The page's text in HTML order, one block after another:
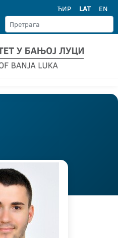
ЋИР LAT EN